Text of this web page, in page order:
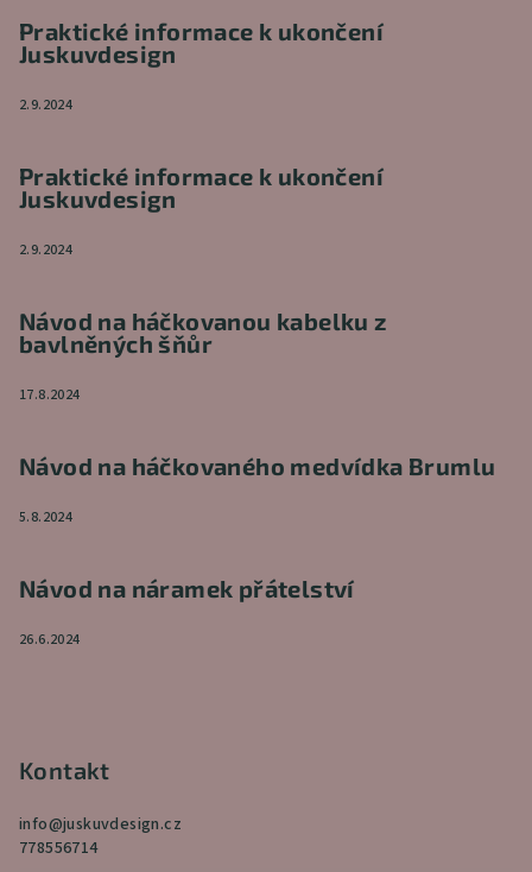
Praktické informace k ukončení
Juskuvdesign
2.9.2024
Praktické informace k ukončení
Juskuvdesign
2.9.2024
Návod na háčkovanou kabelku z
bavlněných šňůr
17.8.2024
Návod na háčkovaného medvídka Brumlu
5.8.2024
Návod na náramek přátelství
26.6.2024
Kontakt
info@juskuvdesign.cz
778556714